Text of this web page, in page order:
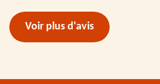
Voir plus d'avis